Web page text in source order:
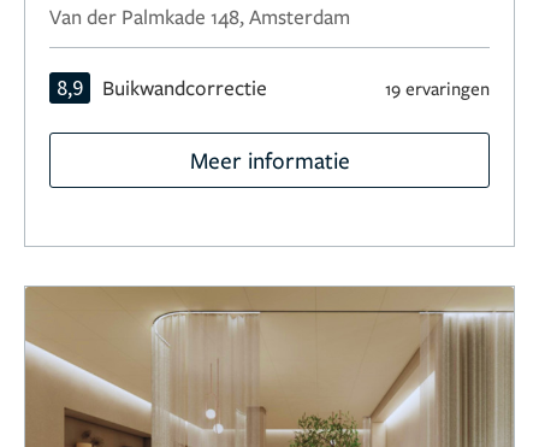
Van der Palmkade 148, Amsterdam
8,9 Buikwandcorrectie 19 ervaringen
Meer informatie